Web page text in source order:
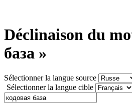
Déclinaison du
база »
Sélectionner la langue source
Sélectionner la langue cible